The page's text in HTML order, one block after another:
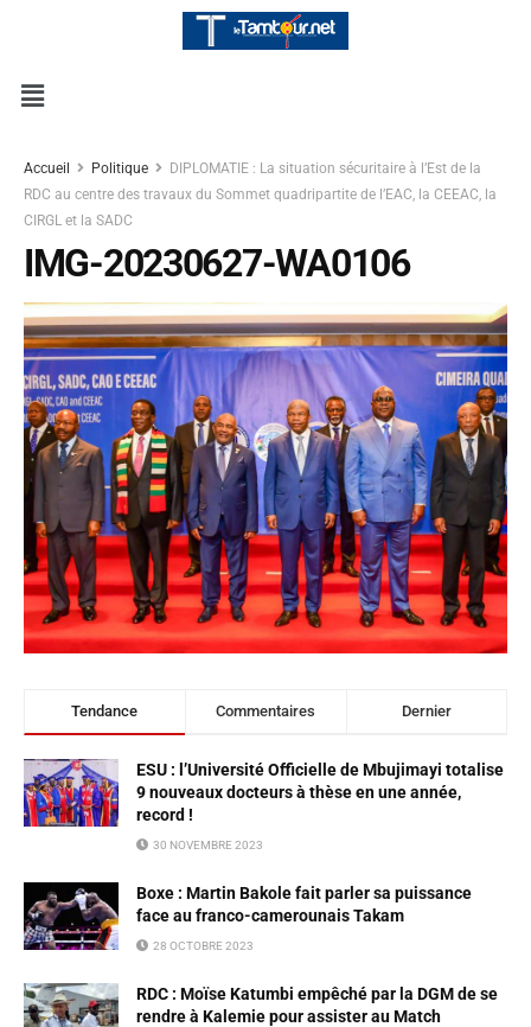
Accueil Politique
DIPLOMATIE : La situation sécuritaire à l’Est de la
RDC au centre des travaux du Sommet quadripartite de l’EAC, la CEEAC, la
CIRGL et la SADC
IMG-20230627-WA0106
Tendance Commentaires Dernier
ESU : l’Université Officielle de Mbujimayi totalise
9 nouveaux docteurs à thèse en une année,
record !
30 NOVEMBRE 2023
Boxe : Martin Bakole fait parler sa puissance
face au franco-camerounais Takam
28 OCTOBRE 2023
RDC : Moïse Katumbi empêché par la DGM de se
rendre à Kalemie pour assister au Match